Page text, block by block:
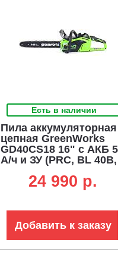
Есть в наличии
Пила аккумуляторная
цепная GreenWorks
GD40CS18 16" с АКБ 5
А/ч и ЗУ (PRC, BL 40В,
24 990 p.
Добавить к заказу